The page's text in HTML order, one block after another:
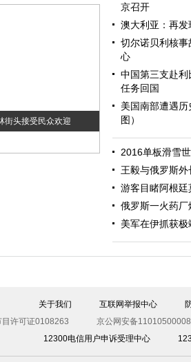
街头接受民众欢迎
京召开
澳大利亚：再
切尔诺贝利核
心
中国第三支赴
任务回国
美国南部遭遇
图）
2016单板滑雪
王毅与俄罗斯
游客目睹阿根
俄罗斯一火药
美军在伊抓获极
关于我们 互联网举报中心
目许可证0108263
京公网安备
12300电信用户申诉受理中心